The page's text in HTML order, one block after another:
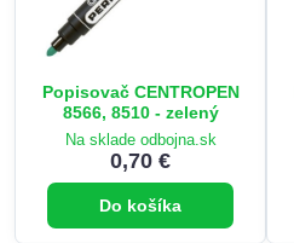
Popisovač CENTROPEN
8566, 8510 - zelený
Na sklade odbojna.sk
0,70 €
Do košíka